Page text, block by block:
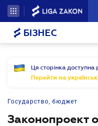
БІЗНЕС
Ця сторінка
Перейти на
Государство, бюджет
Законопроект